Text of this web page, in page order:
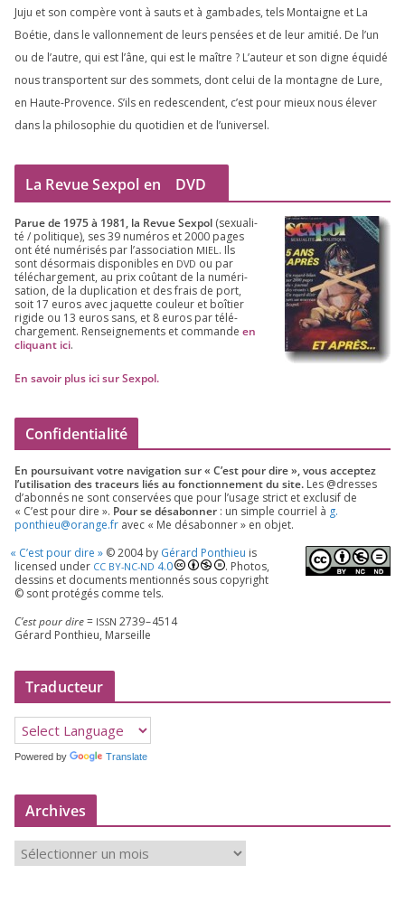
Juju et son com­père vont à sauts et à gam­bades, tels Montaigne et La
Boétie, dans le val­lon­ne­ment de leurs pen­sées et de leur ami­tié. De l’un
ou de l’autre, qui est l’âne, qui est le maître ? L’auteur et son digne équi­dé
nous trans­portent sur des som­mets, dont celui de la mon­tagne de Lure,
en Haute-Provence. S’ils en redes­cendent, c’est pour mieux nous éle­ver
dans la phi­lo­so­phie du quo­ti­dien et de l’universel.
La Revue Sexpol en DVD
Parue de 1975à 1981, la Revue Sex­pol (sexua­li­
té /​ poli­tique), ses39 numé­ros et2000 pages
ont été numé­ri­sés par l’as­so­cia­tion MIEL. Ils
sont désor­mais dis­po­nibles en DVD ou par
télé­char­ge­ment, au prix coû­tant de la numé­ri­
sa­tion, de la dupli­ca­tion et des frais de port,
soit 17 euros avec jaquette cou­leur et boî­tier
rigide ou 13 euros sans, et 8 euros par télé­
char­ge­ment. Ren­sei­gne­ments et com­mande en
cli­quant ici.
En savoir plus ici sur Sexpol.
Confidentialité
En pour­sui­vant votre navi­ga­tion sur « C’est pour dire », vous accep­tez
l’utilisation des tra­ceurs liés au fonc­tion­ne­ment du site. Les @dresses
d’a­bon­nés ne sont conser­vées que pour l’u­sage strict et exclu­sif de
« C’est pour dire ». Pour se désa­bon­ner : un simple cour­riel à g.​
ponthieu@​orange.​fr avec « Me désa­bon­ner » en objet.
« C’est pour dire » ©2004by Gérard Ponthieu is
licen­sed under CC BY-NC-ND 4.0
. Photos,
des­sins et docu­ments men­tion­nés sous copy­right
© sont pro­té­gés comme tels.
C’est pour dire= ISSN 2739–4514
Gérard Ponthieu, Marseille
Traducteur
Powered by Translate
Archives